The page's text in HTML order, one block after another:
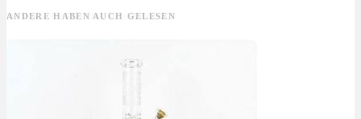
ANDERE HABEN AUCH GELESEN